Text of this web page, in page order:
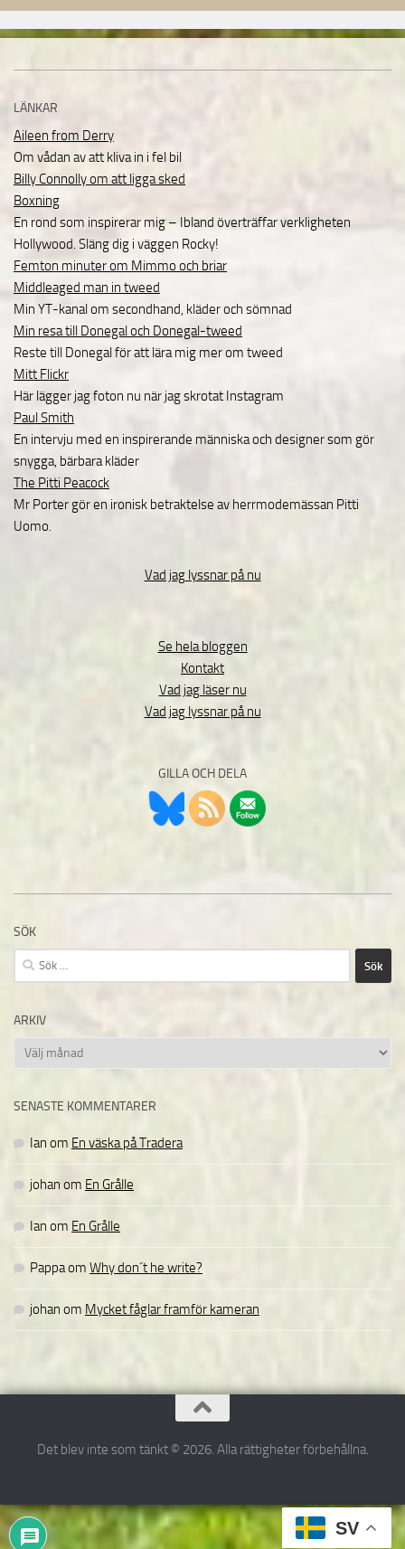
LÄNKAR
Aileen from Derry
Om vådan av att kliva in i fel bil
Billy Connolly om att ligga sked
Boxning
En rond som inspirerar mig – Ibland överträffar verkligheten
Hollywood. Släng dig i väggen Rocky!
Femton minuter om Mimmo och briar
Middleaged man in tweed
Min YT-kanal om secondhand, kläder och sömnad
Min resa till Donegal och Donegal-tweed
Reste till Donegal för att lära mig mer om tweed
Mitt Flickr
Här lägger jag foton nu när jag skrotat Instagram
Paul Smith
En intervju med en inspirerande människa och designer som gör
snygga, bärbara kläder
The Pitti Peacock
Mr Porter gör en ironisk betraktelse av herrmodemässan Pitti
Uomo.
Vad jag lyssnar på nu
Se hela bloggen
Kontakt
Vad jag läser nu
Vad jag lyssnar på nu
GILLA OCH DELA
SÖK
Sök
efter:
ARKIV
Arkiv
SENASTE KOMMENTARER
Ian om En väska på Tradera
johan om En Grålle
Ian om En Grålle
Pappaom Why don´t he write?
johan om Mycket fåglar framför kameran
Det blev inte som tänkt © 2026. Alla rättigheter förbehållna.
SV